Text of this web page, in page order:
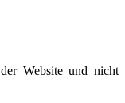
Website und nicht